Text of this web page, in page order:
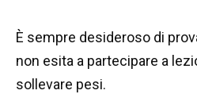
È sempre desideroso di
non esita a partecipare a
sollevare pesi.